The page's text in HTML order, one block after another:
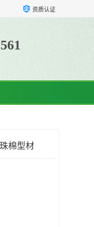
资质认证
棉型材